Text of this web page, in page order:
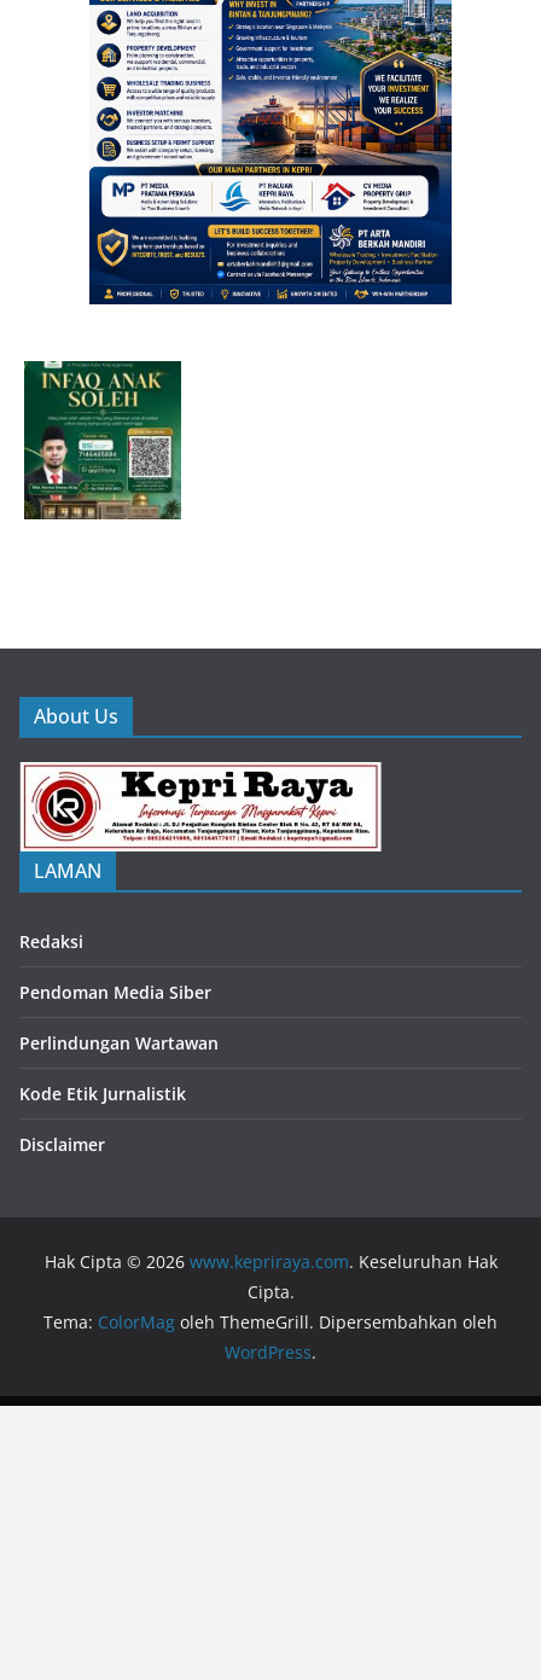
About Us
LAMAN
Redaksi
Pendoman Media Siber
Perlindungan Wartawan
Kode Etik Jurnalistik
Disclaimer
Hak Cipta © 2026 www.kepriraya.com. Keseluruhan Hak
Cipta.
Tema: ColorMag oleh ThemeGrill. Dipersembahkan oleh
WordPress.